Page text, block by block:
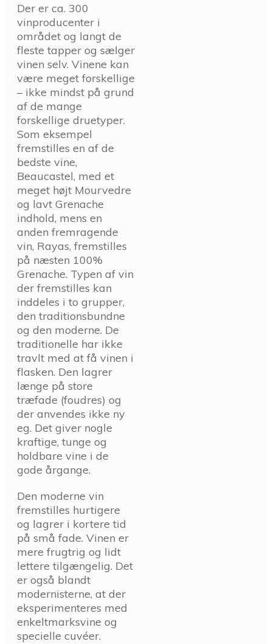
Der er ca. 300
vinproducenter i
området og langt de
fleste tapper og sælger
vinen selv. Vinene kan
være meget forskellige
– ikke mindst på grund
af de mange
forskellige druetyper.
Som eksempel
fremstilles en af de
bedste vine,
Beaucastel, med et
meget højt Mourvedre
og lavt Grenache
indhold, mens en
anden fremragende
vin, Rayas, fremstilles
på næsten 100%
Grenache. Typen af vin
der fremstilles kan
inddeles i to grupper,
den traditionsbundne
og den moderne. De
traditionelle har ikke
travlt med at få vinen i
flasken. Den lagrer
længe på store
træfade (foudres) og
der anvendes ikke ny
eg. Det giver nogle
kraftige, tunge og
holdbare vine i de
gode årgange.
Den moderne vin
fremstilles hurtigere
og lagrer i kortere tid
på små fade. Vinen er
mere frugtrig og lidt
lettere tilgængelig. Det
er også blandt
modernisterne, at der
eksperimenteres med
enkeltmarksvine og
specielle cuvéer.